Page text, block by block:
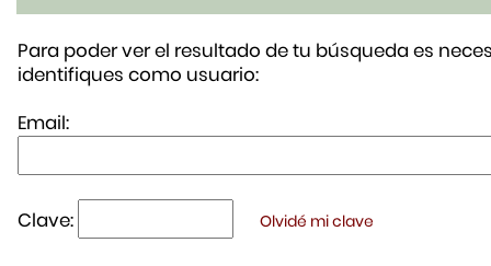
Para poder ver el resultado de tu búsqueda es
identifiques como usuario:
Email:
Clave: Olvidé mi clave